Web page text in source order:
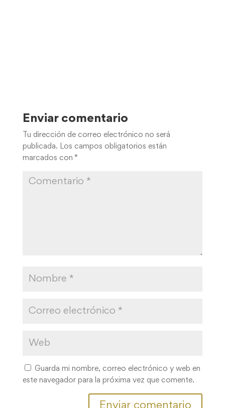
Enviar comentario
Tu dirección de correo electrónico no será
publicada. Los campos obligatorios están
marcados con *
Guarda mi nombre, correo electrónico y web en
este navegador para la próxima vez que comente.